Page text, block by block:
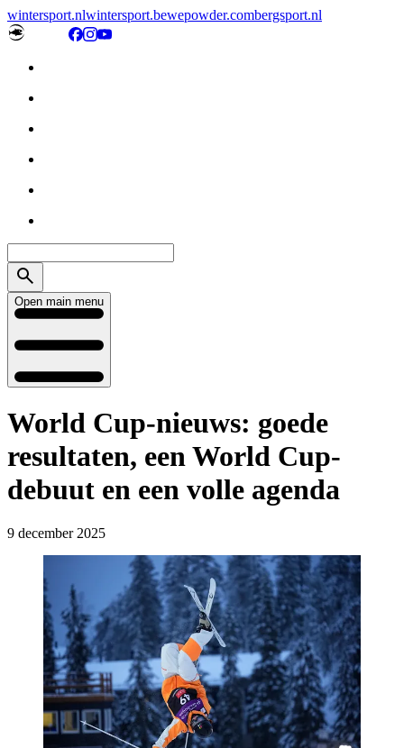
wintersport.nlwintersport.bewepowder.combergsport.nl
Open main menu
World Cup-nieuws: goede
resultaten, een World Cup-
debuut en een volle agenda
9 december 2025